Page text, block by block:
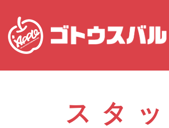
アップル春日井中央店
愛知県春日井市柏井町4-43-1
スタ